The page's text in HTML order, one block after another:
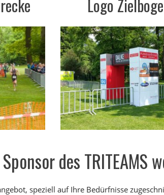
Logo
des TRITEAMS
speziell auf Ihre Bedürfnisse